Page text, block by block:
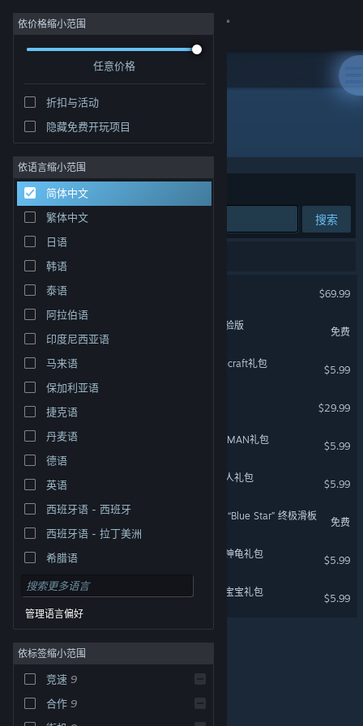
登录
社区
关于
客服
更改语言
获取 Steam 手机应用
查看桌面版网站
© Valve Corporation。保留所有权利。所有商标均为其在
律信息| 无障碍 |
依价格缩小范围
任意价格
折扣与活动
隐藏免费开玩项目
依语言缩小范围
简体中文
繁体中文
日语
韩语
泰语
阿拉伯语
印度尼西亚语
马来语
保加利亚语
捷克语
丹麦语
德语
英语
西班牙语 - 西班牙
西班牙语 - 拉丁美洲
希腊语
管理语言偏好
依标签缩小范围
竞速 9
合作 9
"Sonic Racing: CrossWorlds"
排序依据 相关性
搜索
9 个匹配的搜索结果。
$69.99
《索尼克赛车 交叉世界》体验版
免费
索尼克赛车 交叉世界：Minecraft礼包
$5.99
$29.99
索尼克赛车 交叉世界：PAC-MAN礼包
$5.99
索尼克赛车 交叉世界：洛克人礼包
$5.99
索尼克赛车 交叉世界 特典：“Blue Star” 终极滑板
免费
索尼克赛车 交叉世界：忍者神龟礼包
$5.99
索尼克赛车 交叉世界：海绵宝宝礼包
$5.99